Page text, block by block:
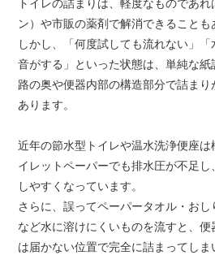
トイレの詰まりは、軽度なものであ
ン）や市販の薬剤で解消できることも
しかし、「何度試しても流れない」
音がする」といった状態は、単純な
路の奥や便器内部の構造部分で詰ま
あります。
近年の節水型トイレや温水洗浄便座は
イレットペーパーでも排水圧が不足
しやすくなっています。
さらに、誤ってペーパータオル・お
など水に溶けにくいものを流すと、
は届かない位置で完全に詰まってしま